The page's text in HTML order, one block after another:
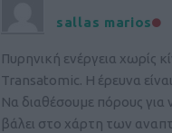
sallas marios
Πυρηνική ενέργεια χωρίς
Transatomic. Η έρευνα
Να διαθέσουμε πόρους για
βάλει στο χάρτη των